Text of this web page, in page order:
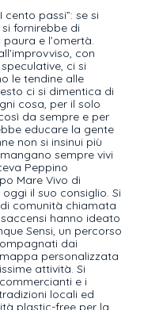
passi”: se si
fornirebbe di
e l’omertà.
con
ci si
le tendine alle
ci si dimentica di
cosa, per il solo
da sempre e per
educare la gente
non si insinui più
sempre vivi
Peppino
Mare Vivo di
il suo consiglio. Si
comunità chiamata
hanno ideato
Sensi, un percorso
dai
personalizzata
attività. Si
e i
locali ed
plastic-free per la